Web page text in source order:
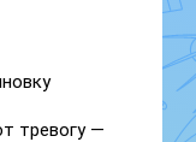
тревогу —